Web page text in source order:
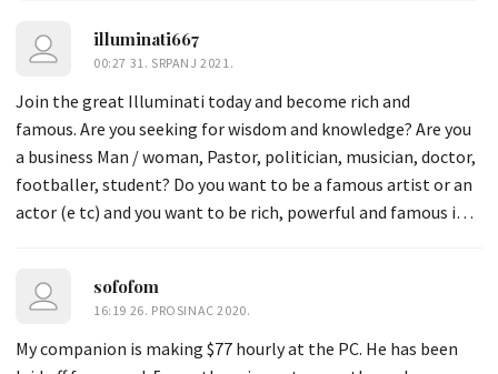
illuminati667
00:27 31. SRPANJ 2021.
Join the great Illuminati today and become rich and
famous. Are you seeking for wisdom and knowledge? Are you
a business Man / woman, Pastor, politician, musician, doctor,
footballer, student? Do you want to be a famous artist or an
actor (e tc) and you want to be rich, powerful and famous in
the sum of 3 million euros ever week with a car whatsapp
sofofom
16:19 26. PROSINAC 2020.
My companion is making $77 hourly at the PC. He has been